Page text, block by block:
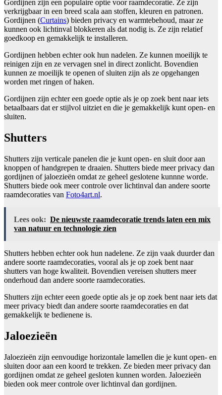
Gordijnen zijn een populaire optie voor raamdecoratie. Ze zijn
verkrijgbaar in een breed scala aan stoffen, kleuren en patronen.
Gordijnen (Curtains) bieden privacy en warmtebehoud, maar ze
kunnen ook lichtinval blokkeren als dat nodig is. Ze zijn relatief
goedkoop en gemakkelijk te installeren.
Gordijnen hebben echter ook hun nadelen. Ze kunnen moeilijk te
reinigen zijn en ze vervagen snel in direct zonlicht. Bovendien
kunnen ze moeilijk te openen of sluiten zijn als ze opgehangen
worden met ringen of haken.
Gordijnen zijn echter een goede optie als je op zoek bent naar iets
betaalbaars dat er stijlvol uitziet en die je gemakkelijk kunt open- en
sluiten.
Shutters
Shutters zijn verticale panelen die je kunt open- en sluit door aan
knoppen of handgrepen te draaien. Shutters biede meer privacy dan
gordijnen of jaloezieën omdat ze geheel geslotene kunnne worde.
Shutters biede ook meer controle over lichtinval dan andere soorte
raamdecoraties van Foto4art.nl.
Lees ook: De nieuwste raamdecoratie trends laten een mix
van natuur en technologie zien
Shutters hebben echter ook hun nadelene. Ze zijn vaak duurder dan
andere soorte raamdecoraties, vooral als je op zoek bent naar
shutters van hoge kwaliteit. Bovendien vereisen shutters meer
onderhoud dan andere soorte raamdecoraties.
Shutters zijn echter eeen goede optie als je op zoek bent naar iets dat
meer privacy biedt dan andere soorte raamdecoraties en dat
gemakkelijk te bedienene is.
Jaloezieën
Jaloezieën zijn eenvoudige horizontale lamellen die je kunt open- en
sluiten door aan een koord te trekken. Ze bieden meer privacy dan
gordijnen omdat ze geheel gesloten kunnen worden. Jaloezieën
bieden ook meer controle over lichtinval dan gordijnen.